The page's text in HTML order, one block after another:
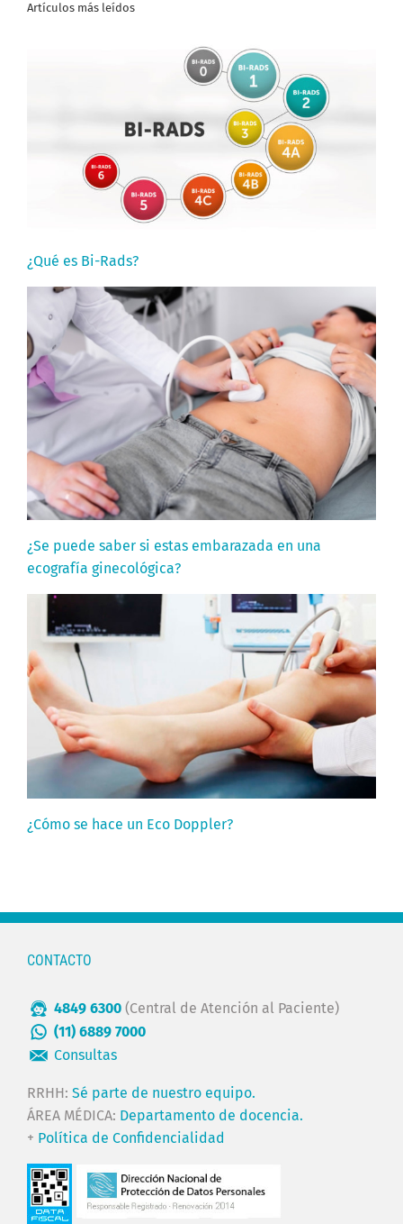
Artículos más leídos
¿Qué es Bi-Rads?
¿Se puede saber si estas embarazada en una
ecografía ginecológica?
¿Cómo se hace un Eco Doppler?
CONTACTO
4849 6300 (Central de Atención al Paciente)
(11) 6889 7000
Consultas
RRHH: Sé parte de nuestro equipo.
ÁREA MÉDICA: Departamento de docencia.
+ Política de Confidencialidad